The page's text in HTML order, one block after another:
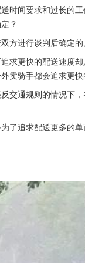
时间要求和过长的
？
方进行谈判后确定的
求更快的配送速度
卖骑手都会追求更
交通规则的情况下
了追求配送更多的